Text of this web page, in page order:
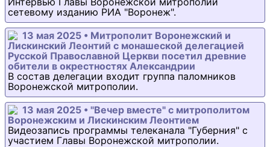
сетевому изданию РИА "Воронеж".
13 мая 2025 • Митрополит Воронежский и
Лискинский Леонтий с монашеской делегацией
Русской Православной Церкви посетил древние
обители в окрестностях Александрии
В состав делегации входит группа паломников
Воронежской митрополии.
13 мая 2025 • "Вечер вместе" с митрополитом
Воронежским и Лискинским Леонтием
Видеозапись программы телеканала "Губерния" с
участием Главы Воронежской митрополии.